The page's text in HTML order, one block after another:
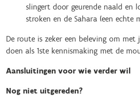
slingert door geurende naald en
stroken en de Sahara (een echte
De route is zeker een beleving om
doen als 1ste kennismaking met de
Aansluitingen voor wie verder wil
Nog niet uitgereden?